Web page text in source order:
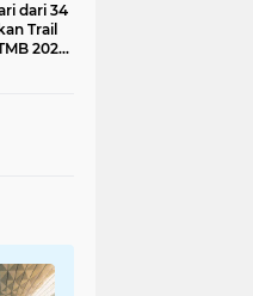
dari 34
Trail
2026